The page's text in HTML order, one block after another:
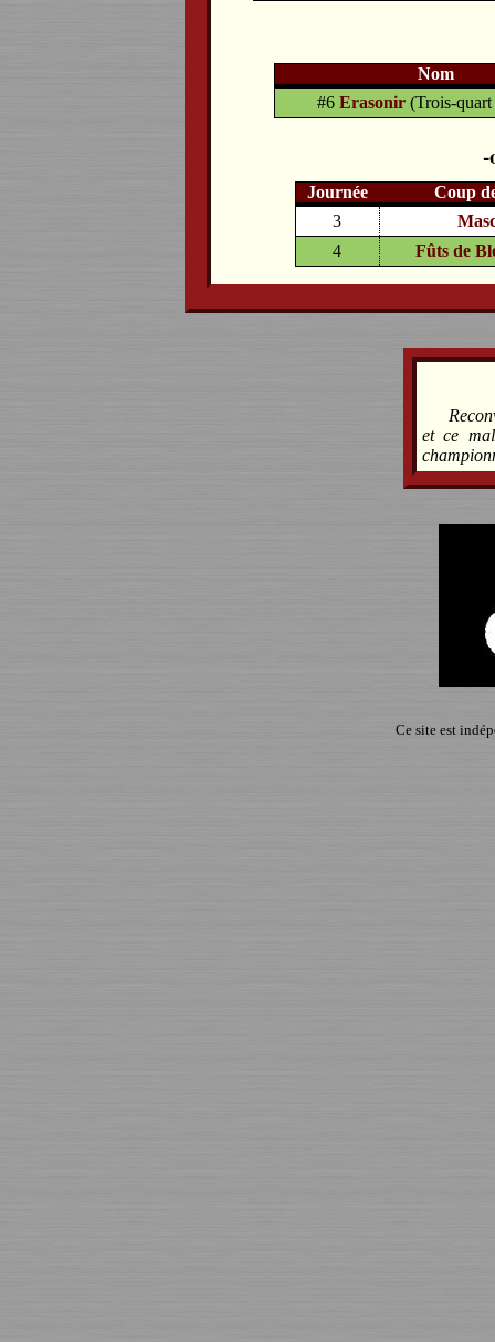
Nom
#6 Erasonir (Trois-
Journée
Coup
3
4
Fûts de
et ce
Ce site est